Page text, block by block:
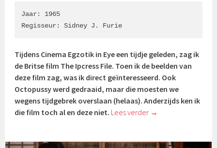
Jaar: 1965
Regisseur: Sidney J. Furie
Tijdens Cinema Egzotik in Eye een tijdje geleden, zag ik
de Britse film The Ipcress File. Toen ik de beelden van
deze film zag, was ik direct geïnteresseerd. Ook
Octopussy werd gedraaid, maar die moesten we
wegens tijdgebrek overslaan (helaas). Anderzijds ken ik
die film toch al en deze niet. Lees verder →